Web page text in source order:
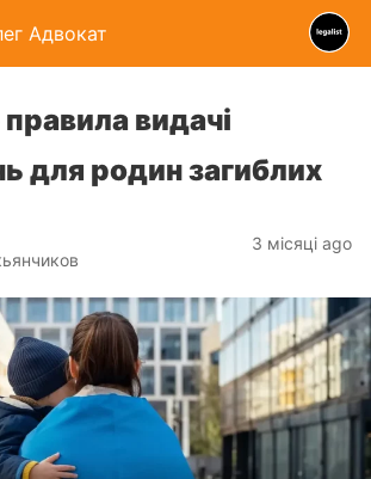
Адвокат
видачі
для родин загиблих
3 місяці ago